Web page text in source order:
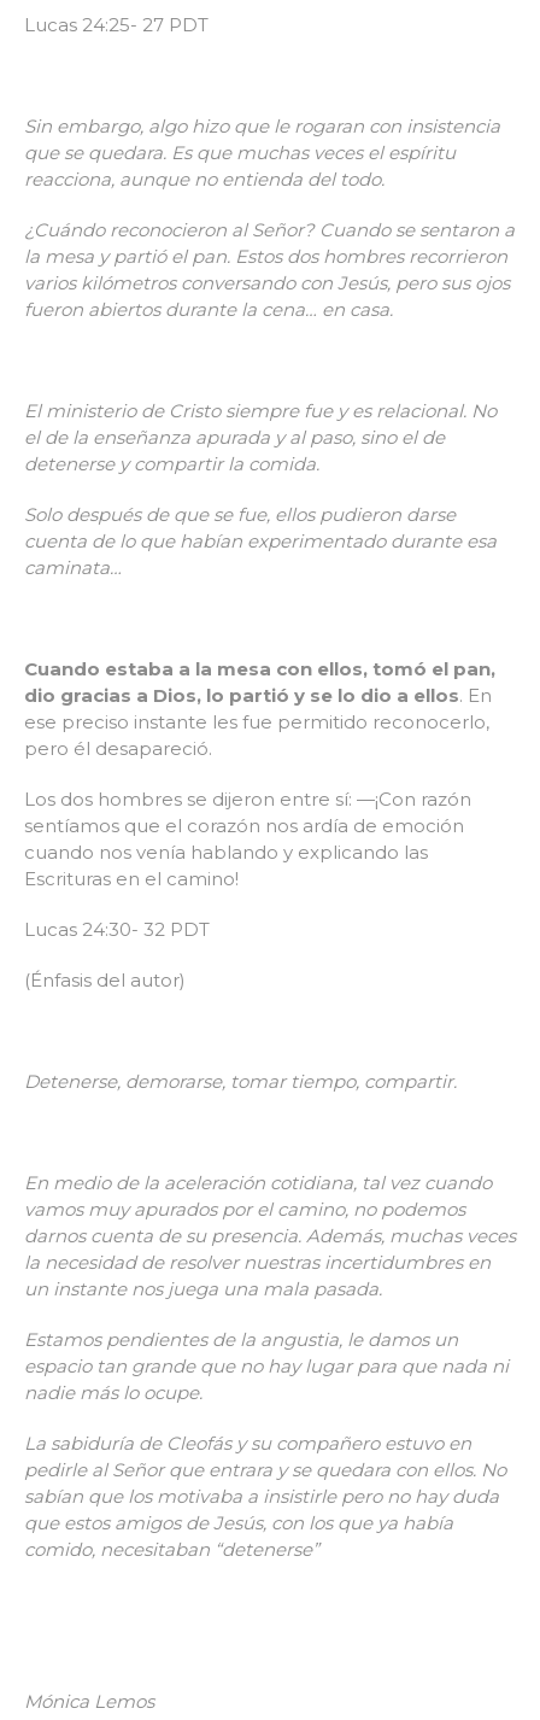
Lucas 24:25- 27 PDT
Sin embargo, algo hizo que le rogaran con insistencia
que se quedara. Es que muchas veces el espíritu
reacciona, aunque no entienda del todo.
¿Cuándo reconocieron al Señor? Cuando se sentaron a
la mesa y partió el pan. Estos dos hombres recorrieron
varios kilómetros conversando con Jesús, pero sus ojos
fueron abiertos durante la cena… en casa.
El ministerio de Cristo siempre fue y es relacional. No
el de la enseñanza apurada y al paso, sino el de
detenerse y compartir la comida.
Solo después de que se fue, ellos pudieron darse
cuenta de lo que habían experimentado durante esa
caminata…
Cuando estaba a la mesa con ellos, tomó el pan,
dio gracias a Dios, lo partió y se lo dio a ellos. En
ese preciso instante les fue permitido reconocerlo,
pero él desapareció.
Los dos hombres se dijeron entre sí: —¡Con razón
sentíamos que el corazón nos ardía de emoción
cuando nos venía hablando y explicando las
Escrituras en el camino!
Lucas 24:30- 32 PDT
(Énfasis del autor)
Detenerse, demorarse, tomar tiempo, compartir.
En medio de la aceleración cotidiana, tal vez cuando
vamos muy apurados por el camino, no podemos
darnos cuenta de su presencia. Además, muchas veces
la necesidad de resolver nuestras incertidumbres en
un instante nos juega una mala pasada.
Estamos pendientes de la angustia, le damos un
espacio tan grande que no hay lugar para que nada ni
nadie más lo ocupe.
La sabiduría de Cleofás y su compañero estuvo en
pedirle al Señor que entrara y se quedara con ellos. No
sabían que los motivaba a insistirle pero no hay duda
que estos amigos de Jesús, con los que ya había
comido, necesitaban “detenerse”
Mónica Lemos